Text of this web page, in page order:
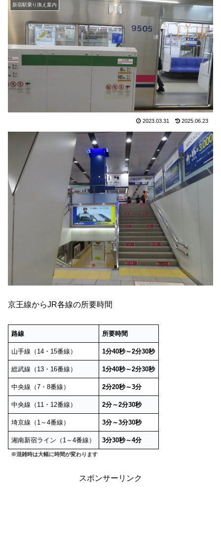
新宿駅乗り換え案内
2023.03.31 2025.06.23
京王線からJR各線の所要時間
路線 所要時間
山手線（14・15番線） 1分40秒～2分30秒
総武線（13・16番線） 1分40秒～2分30秒
中央線（7・8番線） 2分20秒～3分
中央線（11・12番線） 2分～2分30秒
埼京線（1～4番線） 3分～3分30秒
湘南新宿ライン（1～4番線） 3分30秒～4分
※混雑時は大幅に時間が変わります
スポンサーリンク